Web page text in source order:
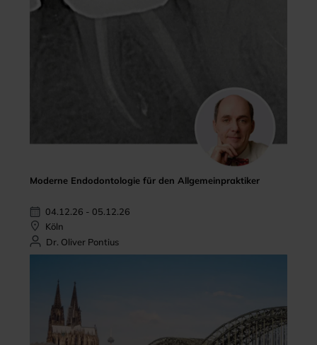
Moderne Endodontologie für den Allgemeinpraktiker
04.12.26 - 05.12.26
Köln
Dr. Oliver Pontius